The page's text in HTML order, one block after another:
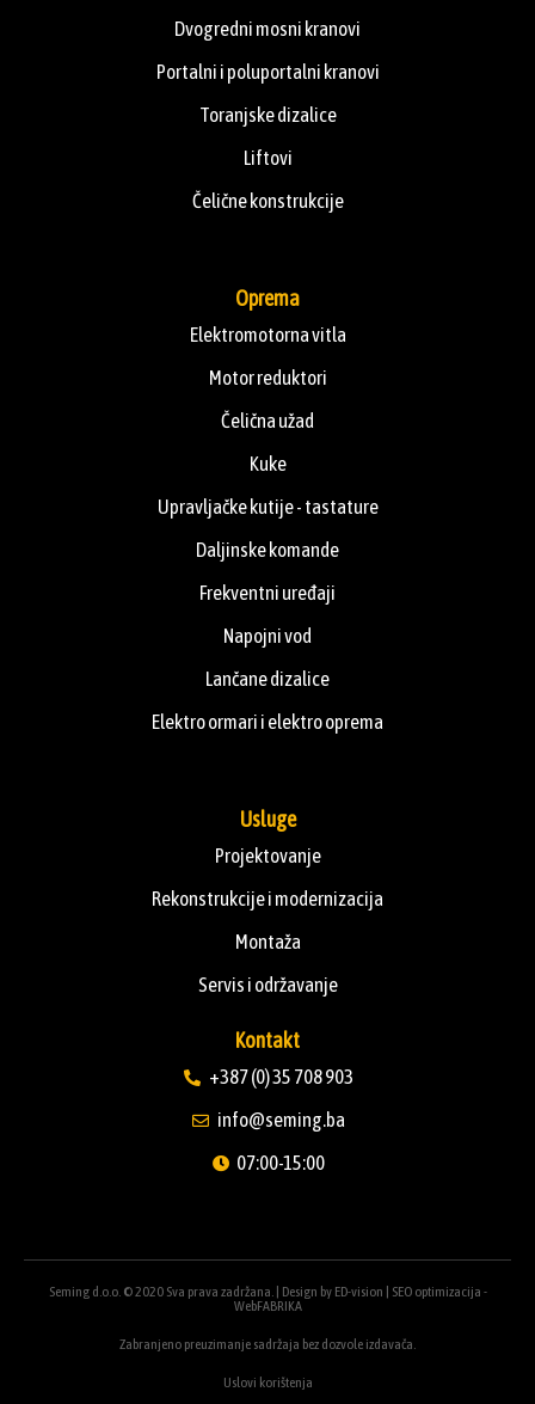
Dvogredni mosni kranovi
Portalni i poluportalni kranovi
Toranjske dizalice
Liftovi
Čelične konstrukcije
Oprema
Elektromotorna vitla
Motor reduktori
Čelična užad
Kuke
Upravljačke kutije - tastature
Daljinske komande
Frekventni uređaji
Napojni vod
Lančane dizalice
Elektro ormari i elektro oprema
Usluge
Projektovanje
Rekonstrukcije i modernizacija
Montaža
Servis i održavanje
Kontakt
+387 (0) 35 708 903
info@seming.ba
07:00-15:00
Seming d.o.o. © 2020 Sva prava zadržana. | Design by ED-vision
SEO optimizacija -
WebFABRIKA
Zabranjeno preuzimanje sadržaja bez dozvole izdavača.
Uslovi korištenja